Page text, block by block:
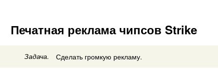
Печатная реклама чипсов Strike
Задача. Сделать громкую рекламу.